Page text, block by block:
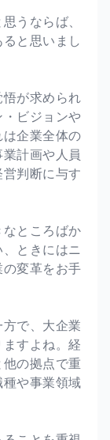
うならば、
と思いまし
が求められ
ビジョンや
企業全体の
計画や人員
判断に与す
ところばか
ときにはニ
変革をお手
で、大企業
すよね。経
の拠点で重
や事業領域